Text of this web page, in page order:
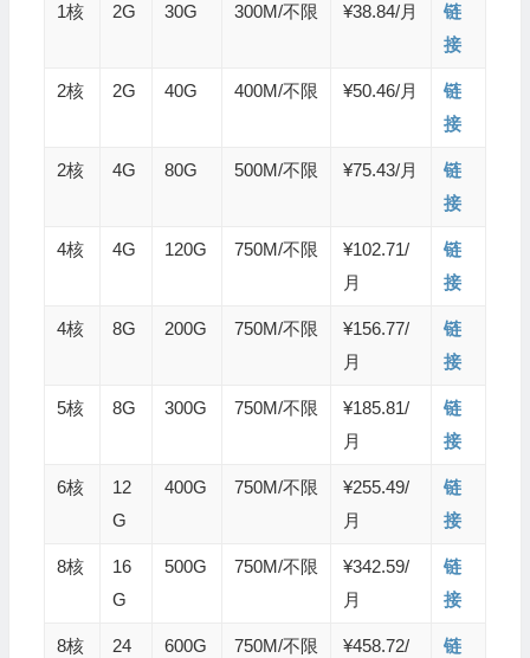
1核 2G 30G 300M/不限 ¥38.84/月
链
接
2核 2G 40G 400M/不限 ¥50.46/月
链
接
2核 4G 80G 500M/不限 ¥75.43/月
链
接
4核 4G 120G 750M/不限
¥102.71/
月
链
接
4核 8G 200G 750M/不限
¥156.77/
月
链
接
5核 8G 300G 750M/不限
¥185.81/
月
链
接
6核
12
G
400G 750M/不限
¥255.49/
月
链
接
8核
16
G
500G 750M/不限
¥342.59/
月
链
接
8核
24
600G 750M/不限
¥458.72/
链